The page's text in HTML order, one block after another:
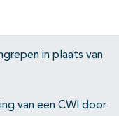
in plaats van
van een CWI door